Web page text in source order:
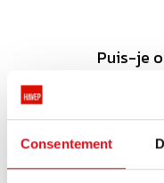
Consentement
Puis-je
Un
notre société